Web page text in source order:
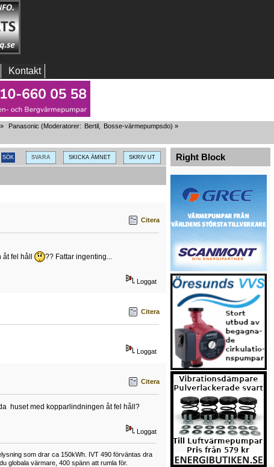
Kontakt
» Panasonic (Moderatorer: Bertil, Bosse-värmepumpsdo) »
SVARA SKICKA ÄMNET SKRIV UT
Citera
åt fel håll
?? Fattar ingenting...
Loggat
Citera
Loggat
Citera
huset med kopparlindningen åt fel håll?
Loggat
som drar ca 150kWh. IVT 490 förväntas dra
globala värmare, 400 spänn att rumla för.
Right Block